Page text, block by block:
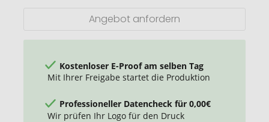
Angebot anfordern
Kostenloser E-Proof am selben Tag
Mit Ihrer Freigabe startet die Produktion
Professioneller Datencheck für 0,00€
Wir prüfen Ihr Logo für den Druck